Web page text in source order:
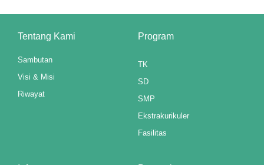
panel
panel
panel
Tentang Kami
Sambutan
Visi & Misi
Riwayat
Program
TK
SD
SMP
Ekstrakurikuler
Fasilitas